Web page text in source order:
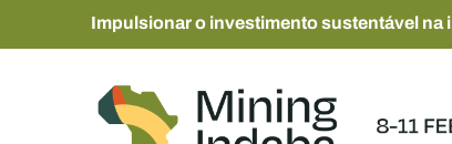
Impulsionar o investimento sustentável na